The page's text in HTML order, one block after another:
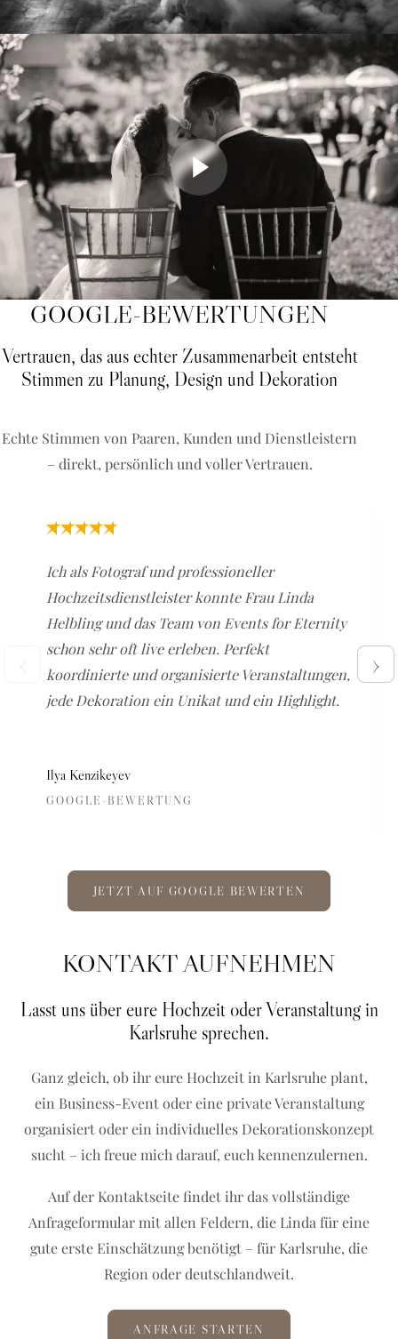
GOOGLE-BEWERTUNGEN
Vertrauen, das aus echter Zusammenarbeit entsteht
Stimmen zu Planung, Design und Dekoration
Echte Stimmen von Paaren, Kunden und Dienstleistern
– direkt, persönlich und voller Vertrauen.
Ich als Fotograf und professioneller
Hochzeitsdienstleister konnte Frau Linda
Helbling und das Team von Events for Eternity
schon sehr oft live erleben. Perfekt
koordinierte und organisierte Veranstaltungen,
jede Dekoration ein Unikat und ein Highlight.
Ilya Kenzikeyev
GOOGLE-BEWERTUNG
›
JETZT AUF GOOGLE BEWERTEN
KONTAKT AUFNEHMEN
Lasst uns über eure Hochzeit oder Veranstaltung in
Karlsruhe sprechen.
Ganz gleich, ob ihr eure Hochzeit in Karlsruhe plant,
ein Business-Event oder eine private Veranstaltung
organisiert oder ein individuelles Dekorationskonzept
sucht – ich freue mich darauf, euch kennenzulernen.
Auf der Kontaktseite findet ihr das vollständige
Anfrageformular mit allen Feldern, die Linda für eine
gute erste Einschätzung benötigt – für Karlsruhe, die
Region oder deutschlandweit.
ANFRAGE STARTEN